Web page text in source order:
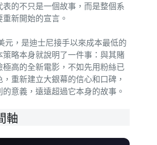
表的不只是一個故事，而是整個系
新開始的宣言。
元，是迪士尼接手以來成本最低的
策略本身就說明了一件事：與其賭
高的全新電影，不如先用粉絲已
重新建立大銀幕的信心和口碑，
意義，遠遠超過它本身的故事。
軸